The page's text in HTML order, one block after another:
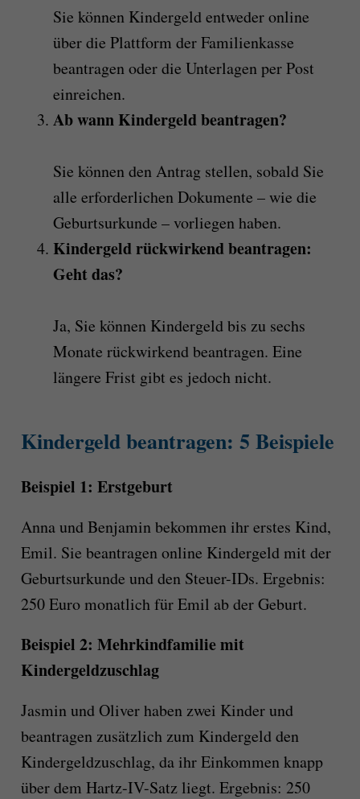
Sie können Kindergeld entweder online
über die Plattform der Familienkasse
beantragen oder die Unterlagen per Post
einreichen.
Ab wann Kindergeld beantragen?
Sie können den Antrag stellen, sobald Sie
alle erforderlichen Dokumente – wie die
Geburtsurkunde – vorliegen haben.
Kindergeld rückwirkend beantragen:
Geht das?
Ja, Sie können Kindergeld bis zu sechs
Monate rückwirkend beantragen. Eine
längere Frist gibt es jedoch nicht.
Kindergeld beantragen: 5 Beispiele
Beispiel 1: Erstgeburt
Anna und Benjamin bekommen ihr erstes Kind,
Emil. Sie beantragen online Kindergeld mit der
Geburtsurkunde und den Steuer-IDs. Ergebnis:
250 Euro monatlich für Emil ab der Geburt.
Beispiel 2: Mehrkindfamilie mit
Kindergeldzuschlag
Jasmin und Oliver haben zwei Kinder und
beantragen zusätzlich zum Kindergeld den
Kindergeldzuschlag, da ihr Einkommen knapp
über dem Hartz-IV-Satz liegt. Ergebnis: 250